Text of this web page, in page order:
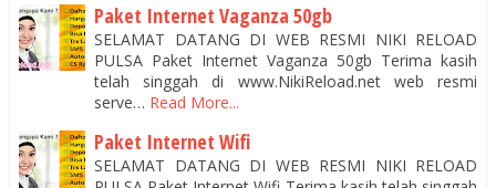
Paket Internet Vaganza 50gb
SELAMAT DATANG DI WEB RESMI NIKI RELOAD
PULSA Paket Internet Vaganza 50gb Terima kasih
telah singgah di www.NikiReload.net web resmi
serve… Read More...
Paket Internet Wifi
SELAMAT DATANG DI WEB RESMI NIKI RELOAD